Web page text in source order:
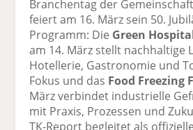
Branchentag der
feiert am 16. März sein 50.
Programm: Die Green
am 14. März stellt nachhaltige
Hotellerie, Gastronomie und
Fokus und das Food Freezing
März verbindet industrielle
mit Praxis, Prozessen und
TK-Report begleitet als